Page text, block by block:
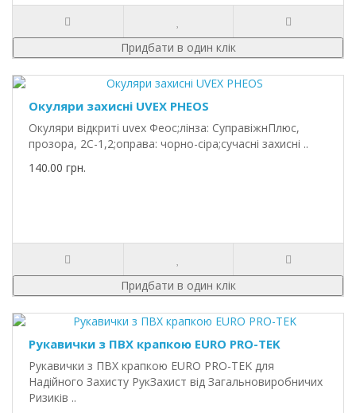
Придбати в один клік
Окуляри захисні UVEX PHEOS
Окуляри відкриті uvex Феос;лінза: СуправіжнПлюс,
прозора, 2С-1,2;оправа: чорно-сіра;сучасні захисні ..
140.00 грн.
Придбати в один клік
Рукавички з ПВХ крапкою EURO PRO-TEK
Рукавички з ПВХ крапкою EURO PRO-TEK для
Надійного Захисту РукЗахист від Загальновиробничих
Ризиків ..